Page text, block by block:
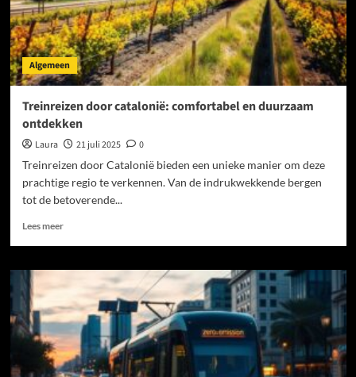
Algemeen
Treinreizen door catalonië: comfortabel en duurzaam
ontdekken
Laura 21 juli 2025
0
Treinreizen door Catalonië bieden een unieke manier om deze
prachtige regio te verkennen. Van de indrukwekkende bergen
tot de betoverende...
Lees meerLees
Treinreizen
catalonië:
comfortabel
en
duurzaam
ontdekken